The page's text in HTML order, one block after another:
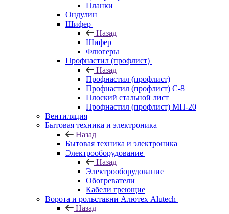
Планки
Ондулин
Шифер
Назад
Шифер
Флюгеры
Профнастил (профлист)
Назад
Профнастил (профлист)
Профнастил (профлист) С-8
Плоский стальной лист
Профнастил (профлист) МП-20
Вентиляция
Бытовая техника и электроника
Назад
Бытовая техника и электроника
Электрооборудование
Назад
Электрооборудование
Обогреватели
Кабели греющие
Ворота и рольставни Алютех Alutech
Назад